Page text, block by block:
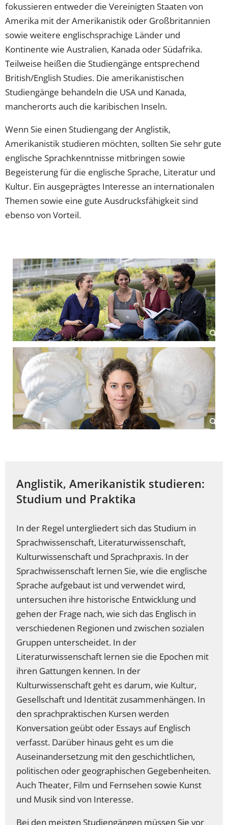
fokussieren entweder die Vereinigten Staaten von
Amerika mit der Amerikanistik oder Großbritannien
sowie weitere englischsprachige Länder und
Kontinente wie Australien, Kanada oder Südafrika.
Teilweise heißen die Studiengänge entsprechend
British/English Studies. Die amerikanistischen
Studiengänge behandeln die USA und Kanada,
mancherorts auch die karibischen Inseln.
Wenn Sie einen Studiengang der Anglistik,
Amerikanistik studieren möchten, sollten Sie sehr gute
englische Sprachkenntnisse mitbringen sowie
Begeisterung für die englische Sprache, Literatur und
Kultur. Ein ausgeprägtes Interesse an internationalen
Themen sowie eine gute Ausdrucksfähigkeit sind
ebenso von Vorteil.
Anglistik, Amerikanistik studieren:
Studium und Praktika
In der Regel untergliedert sich das Studium in
Sprachwissenschaft, Literaturwissenschaft,
Kulturwissenschaft und Sprachpraxis. In der
Sprachwissenschaft lernen Sie, wie die englische
Sprache aufgebaut ist und verwendet wird,
untersuchen ihre historische Entwicklung und
gehen der Frage nach, wie sich das Englisch in
verschiedenen Regionen und zwischen sozialen
Gruppen unterscheidet. In der
Literaturwissenschaft lernen sie die Epochen mit
ihren Gattungen kennen. In der
Kulturwissenschaft geht es darum, wie Kultur,
Gesellschaft und Identität zusammenhängen. In
den sprachpraktischen Kursen werden
Konversation geübt oder Essays auf Englisch
verfasst. Darüber hinaus geht es um die
Auseinandersetzung mit den geschichtlichen,
politischen oder geographischen Gegebenheiten.
Auch Theater, Film und Fernsehen sowie Kunst
und Musik sind von Interesse.
Bei den meisten Studiengängen müssen Sie vor